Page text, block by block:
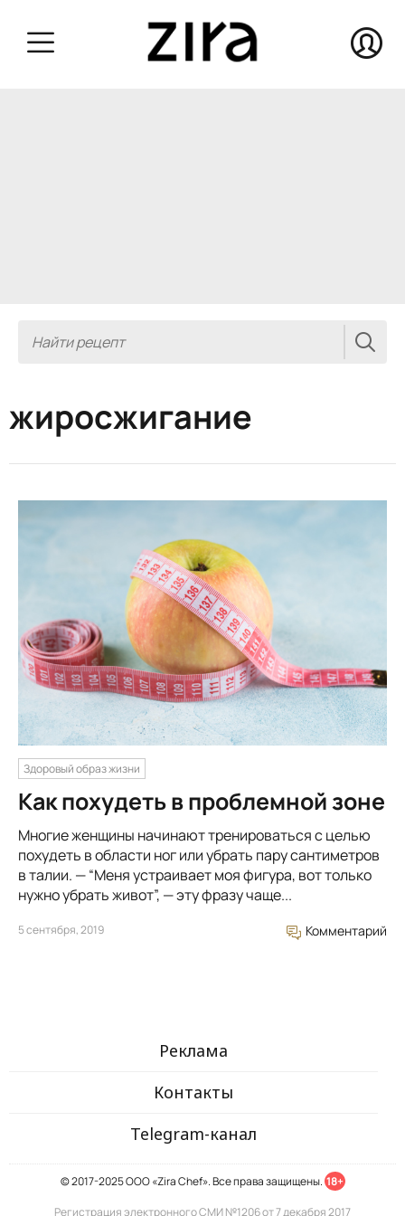
жиросжигание
Здоровый образ жизни
Как похудеть в проблемной зоне
Многие женщины начинают тренироваться с целью
похудеть в области ног или убрать пару сантиметров
в талии. — “Меня устраивает моя фигура, вот только
нужно убрать живот”, — эту фразу чаще...
5 сентября, 2019 Комментарий
Реклама
Контакты
Telegram-канал
© 2017-2025 ООО «Zira Chef». Все права защищены. 18+
Регистрация электронного СМИ №1206 от 7 декабря 2017